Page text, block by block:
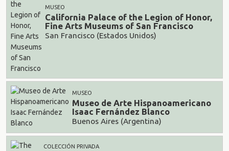
MUSEO
California Palace of the Legion of Honor,
Fine Arts Museums of San Francisco
San Francisco (Estados Unidos)
MUSEO
Museo de Arte Hispanoamericano
Isaac Fernández Blanco
Buenos Aires (Argentina)
COLECCIÓN PRIVADA